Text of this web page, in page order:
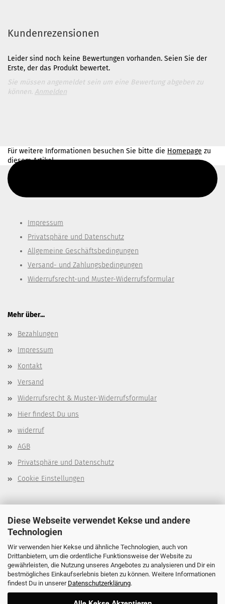
Diese Webseite verwendet Kekse und andere
Technologien
Wir verwenden hier Kekse und ähnliche Technologien, auch von
Drittanbietern, um die ordentliche Funktionsweise der Website zu
gewährleisten, die Nutzung unseres Angebotes zu analysieren und Dir ein
bestmögliches Einkaufserlebnis bieten zu können. Weitere Informationen
findest Du in unserer Datenschutzerklärung.
Kundenrezensionen
Leider sind noch keine Bewertungen vorhanden. Seien Sie der
Erste, der das Produkt bewertet.
Sie müssen angemeldet sein um eine Bewertung abgeben zu
können. Anmelden
Für weitere Informationen besuchen Sie bitte die Homepage zu
diesem Artikel.
Impressum
Privatsphäre und Datenschutz
Allgemeine Geschäftsbedingungen
Versand- und Zahlungsbedingungen
Widerrufsrecht-und Muster-Widerrufsformular
Mehr über...
Bezahlungen
Impressum
Kontakt
Versand
Widerrufsrecht & Muster-Widerrufsformular
Hier findest Du uns
widerruf
AGB
Privatsphäre und Datenschutz
Cookie Einstellungen
Über mich
Dein Tier
Wichtige Links